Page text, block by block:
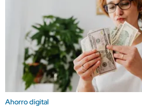
Ahorro digital